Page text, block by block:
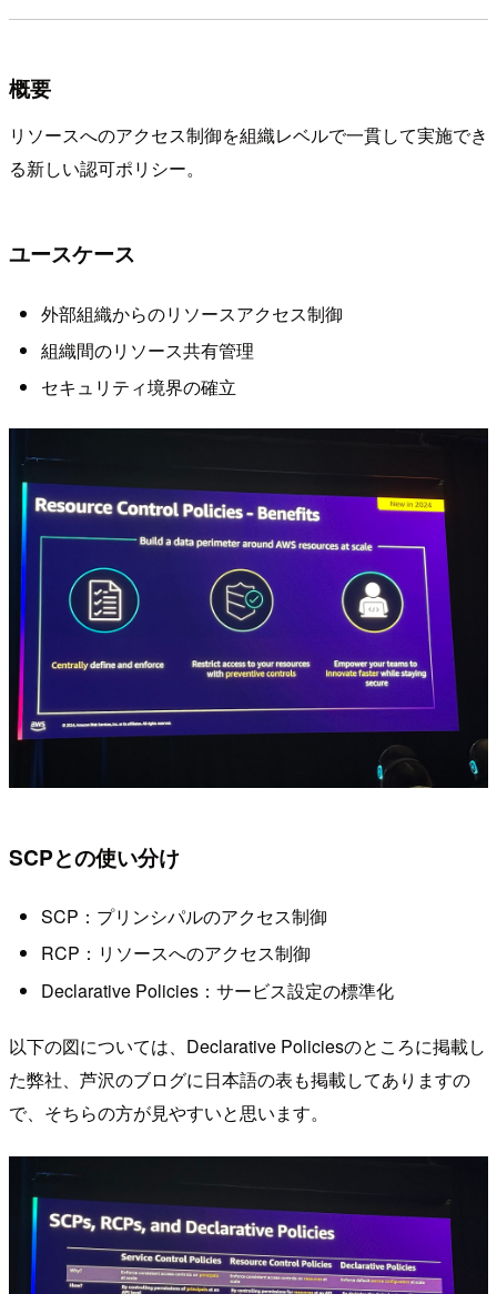
概要
リソースへのアクセス制御を組織レベルで一貫して実施でき
る新しい認可ポリシー。
ユースケース
外部組織からのリソースアクセス制御
組織間のリソース共有管理
セキュリティ境界の確立
SCPとの使い分け
SCP：プリンシパルのアクセス制御
RCP：リソースへのアクセス制御
Declarative Policies：サービス設定の標準化
以下の図については、Declarative Policiesのところに掲載し
た弊社、芦沢のブログに日本語の表も掲載してありますの
で、そちらの方が見やすいと思います。